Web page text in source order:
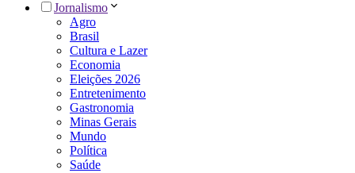
Jornalismo
Agro
Brasil
Cultura e Lazer
Economia
Eleições 2026
Entretenimento
Gastronomia
Minas Gerais
Mundo
Política
Saúde